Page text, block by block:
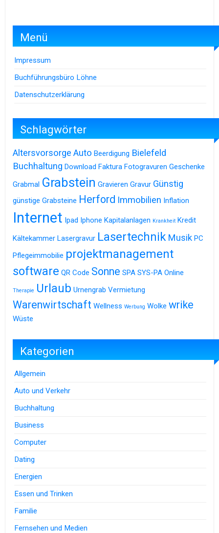
Menü
Impressum
Buchführungsbüro Löhne
Datenschutzerklärung
Schlagwörter
Altersvorsorge Auto Beerdigung Bielefeld
Buchhaltung Download Faktura Fotogravuren Geschenke
Grabmal Grabstein Gravieren Gravur Günstig
günstige Grabsteine Herford Immobilien Inflation
Internet Ipad Iphone Kapitalanlagen Krankheit Kredit
Kältekammer Lasergravur Lasertechnik Musik PC
Pflegeimmobilie projektmanagement
software QR Code Sonne SPA SYS-PA Online
Therapie Urlaub Urnengrab Vermietung
Warenwirtschaft Wellness Werbung Wolke wrike
Wüste
Kategorien
Allgemein
Auto und Verkehr
Buchhaltung
Business
Computer
Dating
Energien
Essen und Trinken
Familie
Fernsehen und Medien